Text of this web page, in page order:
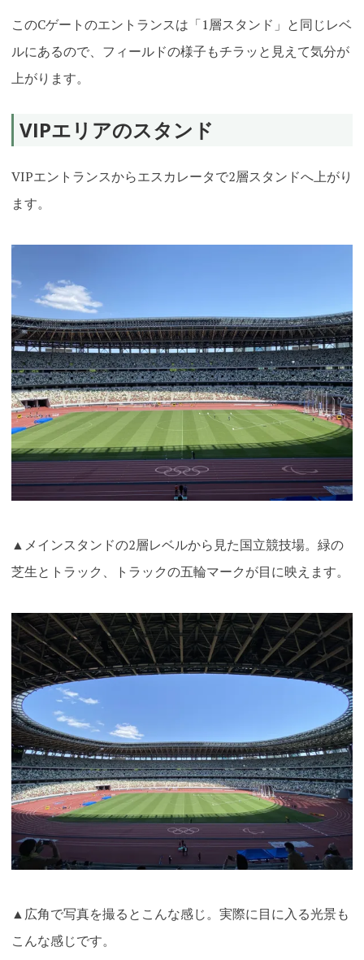
このCゲートのエントランスは「1層スタンド」と同じレベ
ルにあるので、フィールドの様子もチラッと見えて気分が
上がります。
VIPエリアのスタンド
VIPエントランスからエスカレータで2層スタンドへ上がり
ます。
▲メインスタンドの2層レベルから見た国立競技場。緑の
芝生とトラック、トラックの五輪マークが目に映えます。
▲広角で写真を撮るとこんな感じ。実際に目に入る光景も
こんな感じです。